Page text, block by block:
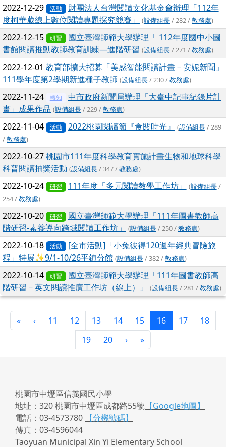
2022-12-29 活動
財團法人台灣閱讀文化基金會辦理「112年
度柯華葳線上數位閱讀專題探究競賽」
(設備組長/ 282 /教務處)
2022-12-15 研習
國立臺灣師範大學辦理「 112年度國中小圖
書館閱讀推動教師教育訓練—進階研習 (設備組長/ 271 /教務處)
2022-12-01 教育部擴大招募「美感智能閱讀計畫－安妮新聞」
111學年度第2學期新進種子教師 (設備組長/ 230 /教務處)
2022-11-24 轉知
中市政府新聞局辦理「大臺中記事紀錄片計
畫」成果作品 (設備組長/ 229 /教務處)
2022-11-04 活動 2022桃園閱讀節『食閱時光』 (設備組長/ 289
/教務處)
2022-10-27桃園市111年度科學教育實施計畫生物和地球科學
科普閱讀抽獎活動 (設備組長/ 347 /教務處)
2022-10-24 研習 111年度「多元閱讀教學工作坊」 (設備組長/
254 /教務處)
2022-10-20 研習
國立臺灣師範大學辦理「111年圖書教師高
階研習-素養導向跨域閱讀工作坊」
(設備組長/ 250 /教務處)
2022-10-18 活動
[全市活動]「小兔彼得120週年經典冒險旅
程」特展✨9/1-10/26平鎮分館 (設備組長/ 382 /教務處)
2022-10-14 研習
國立臺灣師範大學辦理「111年圖書教師高
階研習－英文閱讀推廣工作坊（線上）」
(設備組長/ 281 /教務處)
«第一頁
‹上一頁
11 12 13 14 15 16(目前頁次)
17
18
19
20 ›下一頁
»最後頁
桃園市中壢區信義國民小學
地址：320 桃園市中壢區成都路55號 【Google地圖】
電話：03-4573780
【分機號碼】
傳真：03-4596044
Taoyuan Municipal Xin Yi Elementary School